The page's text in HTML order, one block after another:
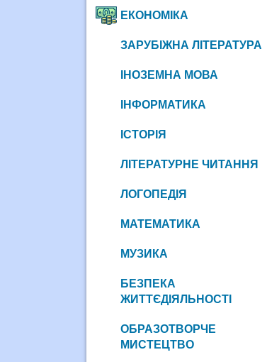
ЕКОНОМІКА
ЗАРУБІЖНА ЛІТЕРАТУРА
ІНОЗЕМНА МОВА
ІНФОРМАТИКА
ІСТОРІЯ
ЛІТЕРАТУРНЕ ЧИТАННЯ
ЛОГОПЕДІЯ
МАТЕМАТИКА
МУЗИКА
БЕЗПЕКА
ЖИТТЄДІЯЛЬНОСТІ
ОБРАЗОТВОРЧЕ
МИСТЕЦТВО